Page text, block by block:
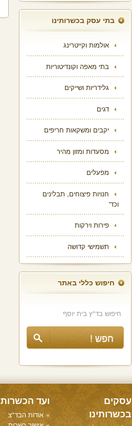
בתי עסק בכשרותינו
אולמות וקייטרינג
בתי מאפה וקונדיטוריות
גלידריות ושייקים
דגים
יקבים ומשקאות חריפים
מסעדות ומזון מהיר
מפעלים
חנויות פיצוחים, תבלינים
וכד'
פירות וירקות
תשמישי קדושה
חיפוש כללי באתר
עסקים
בכשרותינו
ועד הכשרות
אודות הבד"צ